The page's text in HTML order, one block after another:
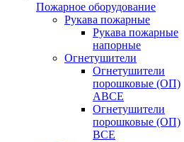
Пожарное оборудование
Рукава пожарные
Рукава пожарные
напорные
Огнетушители
Огнетушители
порошковые (ОП)
АВСЕ
Огнетушители
порошковые (ОП)
ВСЕ